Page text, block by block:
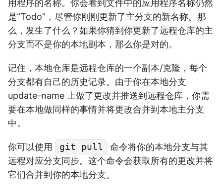
用程序的名称。你会看到文件中的应用程序名称仍然
是“Todo”，尽管你刚刚更新了主分支的新名称。那
么，发生了什么？如果你猜到你更新了远程仓库的主
分支而不是你的本地副本，那么你是对的。
记住，本地仓库是远程仓库的一个副本/克隆，每个
分支都有自己的历史记录。由于你在本地分支
update-name 上做了更改并推送到远程仓库，你需
要在本地做同样的事情并将更改合并到本地主分支
中。
你可以使用 git pull
命令将你的本地分支与其
远程对应分支同步。这个命令会获取所有的更改并将
它们合并到你的本地分支。